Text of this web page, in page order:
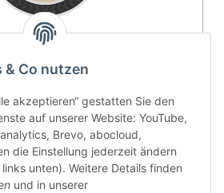
4.9 / 5
GUT
Empfehlungsrate
aus 11 Bewertungen
ansehen
& Co nutzen
akzeptieren“ gestatten Sie den
auf unserer Website: YouTube,
Brevo, abocloud,
die Einstellung jederzeit ändern
unten). Weitere Details finden
und in unserer